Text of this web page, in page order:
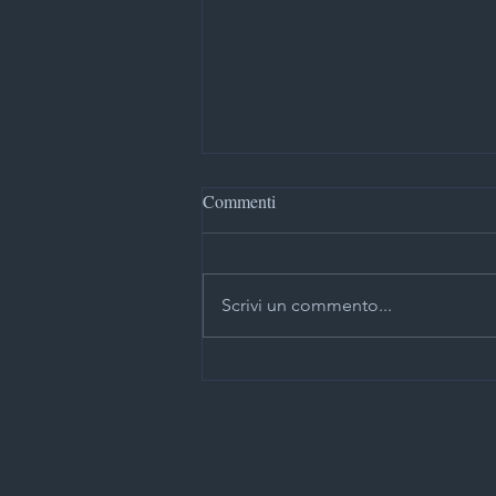
Commenti
Scrivi un commento...